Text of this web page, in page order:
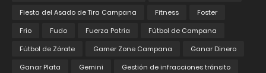
Fiesta del Asado de Tira Campana
Fitness
Foster
Frio
Fudo Fuerza Patria
Fútbol de Campana
Fútbol de Zárate
Gamer Zone Campana
Ganar Dinero
Ganar Plata
Gemini
Gestión de infracciones tránsito